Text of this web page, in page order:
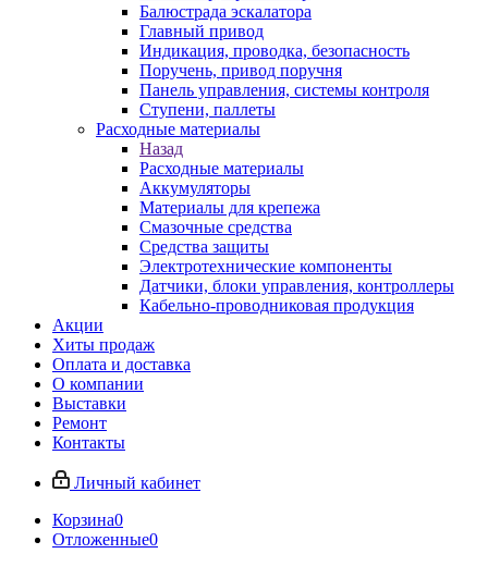
Балюстрада эскалатора
Главный привод
Индикация, проводка, безопасность
Поручень, привод поручня
Панель управления, системы контроля
Ступени, паллеты
Расходные материалы
Назад
Расходные материалы
Аккумуляторы
Материалы для крепежа
Смазочные средства
Средства защиты
Электротехнические компоненты
Датчики, блоки управления, контроллеры
Кабельно-проводниковая продукция
Акции
Хиты продаж
Оплата и доставка
О компании
Выставки
Ремонт
Контакты
Личный кабинет
Корзина0
Отложенные0